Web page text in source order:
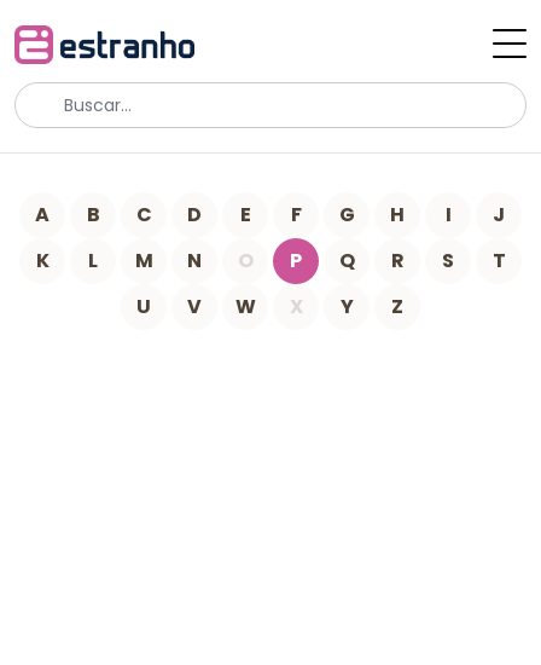
A B C D E F G H I
J
K
L M N O P Q R S
T
U
V W X Y Z